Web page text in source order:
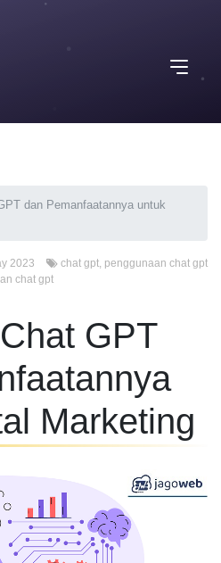
dan Pemanfaatannya untuk
2023 chat gpt, penggunaan chat gpt
chat gpt
GPT
Marketing